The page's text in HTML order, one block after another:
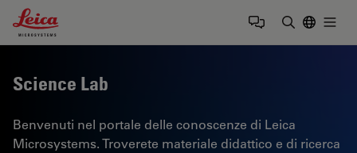
Leica Microsystems Logo
Science Lab
Benvenuti nel portale delle conoscenze di Leica
Microsystems. Troverete materiale didattico e di ricerca